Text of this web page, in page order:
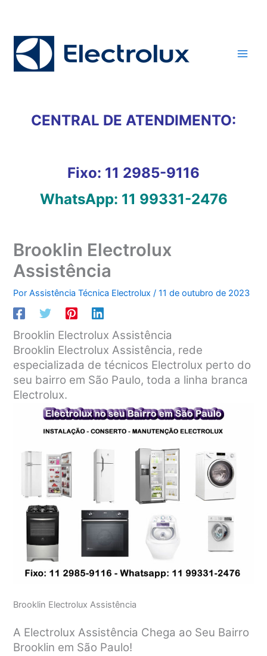
conteúdo
CENTRAL DE ATENDIMENTO:
Fixo: 11 2985-9116
WhatsApp: 11 99331-2476
Brooklin Electrolux
Assistência
PorAssistência Técnica Electrolux/11 de outubro de 2023
Brooklin Electrolux Assistência
Brooklin Electrolux Assistência, rede
especializada de técnicos Electrolux perto do
seu bairro em São Paulo, toda a linha branca
Electrolux.
Brooklin Electrolux Assistência
A Electrolux Assistência Chega ao Seu Bairro
Brooklin em São Paulo!